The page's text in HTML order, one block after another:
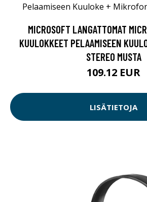
MICROSOFT LANGATTOMAT
KUULOKKEET PELAAMISEEN
STEREO MUSTA
109.12 EUR
LISÄTIETOJA